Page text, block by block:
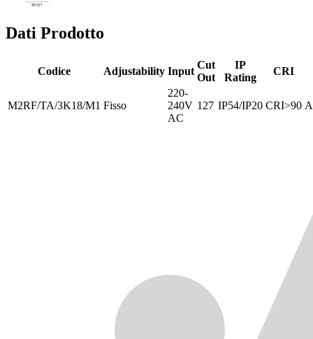
Dati Prodotto
Codice Adjustability Input
Cut
Out
IP
Rating
CRI
M2RF/TA/3K18/M1 Fisso
220-
240V
AC
127 IP54/IP20 CRI>90